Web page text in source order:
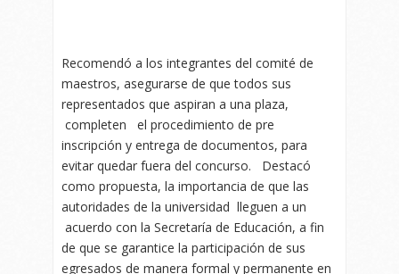
Recomendó a los integrantes del comité de
maestros, asegurarse de que todos sus
representados que aspiran a una plaza,
completen el procedimiento de pre
inscripción y entrega de documentos, para
evitar quedar fuera del concurso. Destacó
como propuesta, la importancia de que las
autoridades de la universidad lleguen a un
acuerdo con la Secretaría de Educación, a fin
de que se garantice la participación de sus
egresados de manera formal y permanente en